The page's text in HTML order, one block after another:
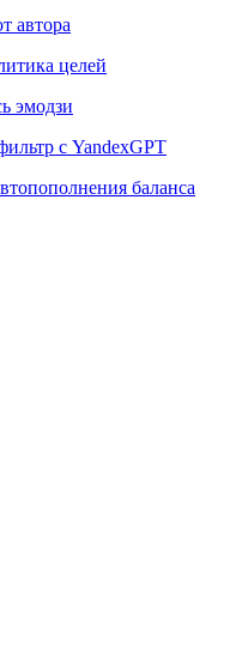
автора
целей
эмодзи
с YandexGPT
баланса